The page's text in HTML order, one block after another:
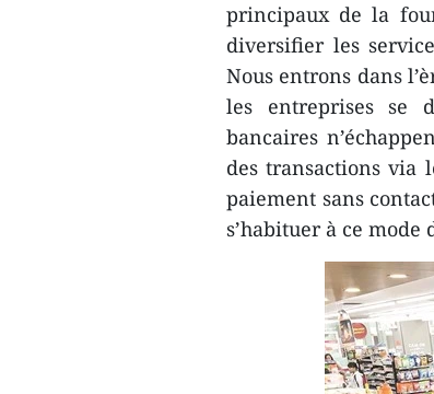
principaux de la
diversifier les
Nous entrons dans
les entreprises se
bancaires
des transactions via
paiement sans
s’habituer à ce mode